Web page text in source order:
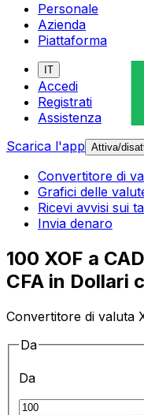
Personale
Azienda
Piattaforma
IT
Accedi
Registrati
Assistenza
Scarica l'app Attiva/
Convertitore di
Grafici delle
Ricevi avvisi sui
Invia denaro
100 XOF a
CFA in Dollari
Convertitore di valuta
Da
Da